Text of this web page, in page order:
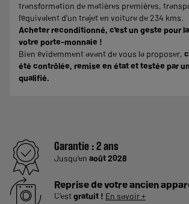
transformation de matières premières,
l'équivalent d'un trajet en voiture de 234 kms.
Acheter reconditionné, c'est un geste pour
votre porte-monnaie !
Bien évidemment avant de vous la proposer,
été contrôlée, remise en état et testée par
qualifié.
Garantie :2 ans
Jusqu'en août 2028
Reprise de votre ancien
C'estgratuit ! En savoir +